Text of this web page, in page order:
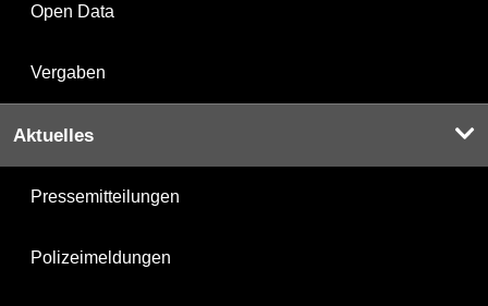
Open Data
Vergaben
Aktuelles
Pressemitteilungen
Polizeimeldungen